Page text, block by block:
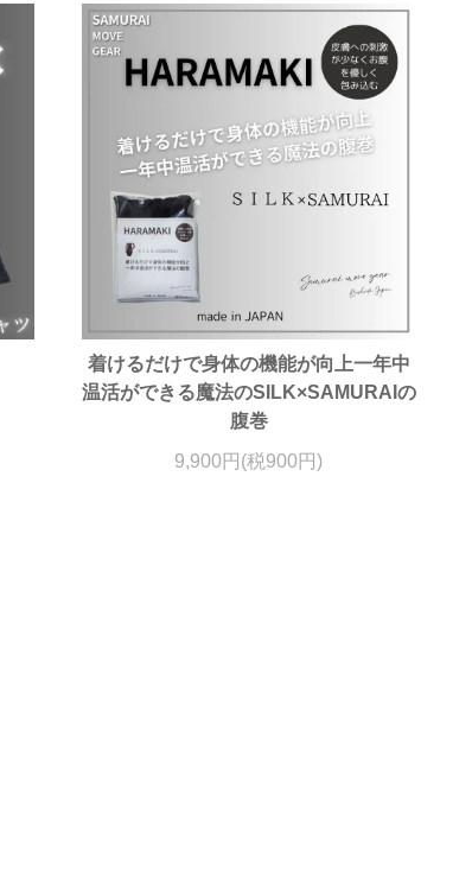
着けるだけで身体の機能が向上一年中
温活ができる魔法のSILK×SAMURAIの
腹巻
9,900円(税900円)